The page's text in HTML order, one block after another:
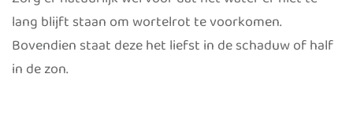
lang blijft staan om wortelrot te voorkomen.
Bovendien staat deze het liefst in de schaduw of half
in de zon.